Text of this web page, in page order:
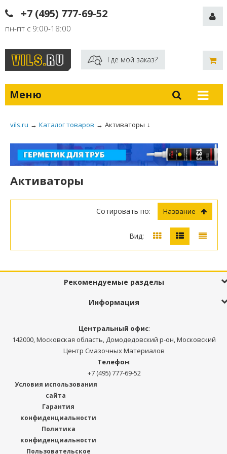
+7 (495) 777-69-52
пн-пт с 9:00-18:00
Где мой заказ?
Меню
vils.ru → Каталог товаров → Активаторы ↓
Активаторы
Сотировать по: Название
Вид:
Рекомендуемые разделы
Информация
Центральный офис:
142000, Московская область, Домодедовский р-он, Московский
Центр Смазочных Материалов
Телефон:
+7 (495) 777-69-52
Условия использования
сайта
Гарантия
конфиденциальности
Политика
конфиденциальности
Пользовательское